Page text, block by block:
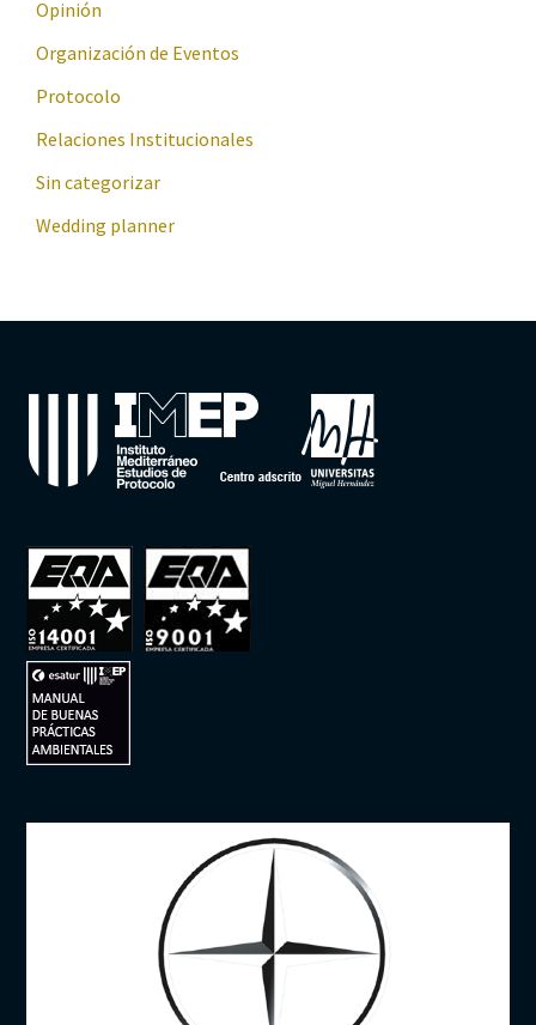
Opinión
Organización de Eventos
Protocolo
Relaciones Institucionales
Sin categorizar
Wedding planner